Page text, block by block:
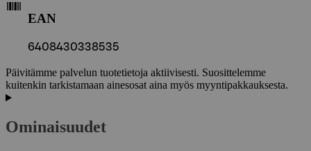
EAN
6408430338535
Päivitämme palvelun tuotetietoja aktiivisesti. Suosittelemme
kuitenkin tarkistamaan ainesosat aina myös myyntipakkauksesta.
Ominaisuudet